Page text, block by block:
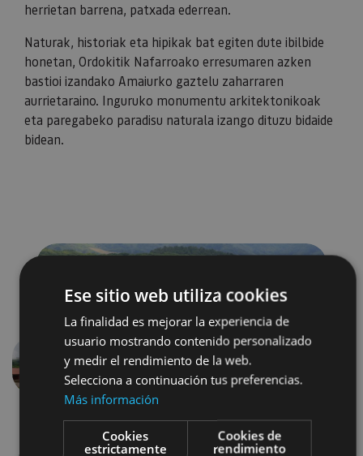
herrietan barrena, patxada ederrean.
Naturak, historiak eta hipikak bat egiten dute ibilbide
honetan, Ordokitik Nafarroako erresumaren azken
bastioi izandako Amaiurko gaztelu zaharraren
aurrietaraino. Inguruko monumentu arkitektonikoak
eta paregabeko paradisu naturala izango dituzu bidaide
bidean.
Aurrekoa
Ese sitio web utiliza cookies
La finalidad es mejorar la experiencia de
usuario mostrando contenido personalizado
y medir el rendimiento de la web.
Selecciona a continuación tus preferencias.
Más información
Cookies
estrictamente
Cookies de
rendimiento